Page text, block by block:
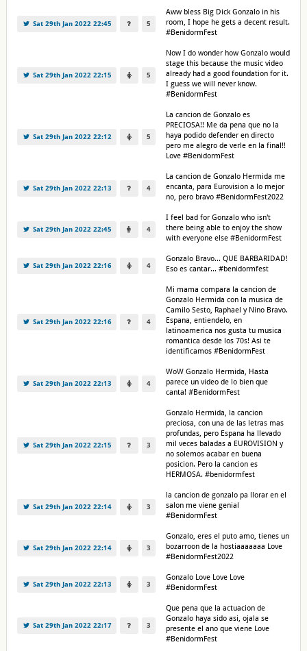
Sat 29th Jan 2022 22:45 5
Aww bless Big Dick Gonzalo in his
room, I hope he gets a decent result.
#BenidormFest
Sat 29th Jan 2022 22:15 5
Now I do wonder how Gonzalo would
stage this because the music video
already had a good foundation for it.
I guess we will never know.
#BenidormFest
Sat 29th Jan 2022 22:12 5
La cancion de Gonzalo es
PRECIOSA!! Me da pena que no la
haya podido defender en directo
pero me alegro de verle en la final!!
Love #BenidormFest
Sat 29th Jan 2022 22:13 4
La cancion de Gonzalo Hermida me
encanta, para Eurovision a lo mejor
no, pero bravo #BenidormFest2022
Sat 29th Jan 2022 22:45 4
I feel bad for Gonzalo who isn't
there being able to enjoy the show
with everyone else #BenidormFest
Sat 29th Jan 2022 22:16 4
Gonzalo Bravo... QUE BARBARIDAD!
Eso es cantar... #benidormfest
Sat 29th Jan 2022 22:16 4
Mi mama compara la cancion de
Gonzalo Hermida con la musica de
Camilo Sesto, Raphael y Nino Bravo.
Espana, entiendelo, en
latinoamerica nos gusta tu musica
romantica desde los 70s! Asi te
identificamos #BenidormFest
Sat 29th Jan 2022 22:13 4
WoW Gonzalo Hermida, Hasta
parece un video de lo bien que
canta! #BenidormFest
Sat 29th Jan 2022 22:15 3
Gonzalo Hermida, la cancion
preciosa, con una de las letras mas
profundas, pero Espana ha llevado
mil veces baladas a EUROVISION y
no solemos acabar en buena
posicion. Pero la cancion es
HERMOSA. #benidormfest
Sat 29th Jan 2022 22:14 3
la cancion de gonzalo pa llorar en el
salon me viene genial
#BenidormFest
Sat 29th Jan 2022 22:14 3
Gonzalo, eres el puto amo, tienes un
bozarroon de la hostiaaaaaaa Love
#BenidormFest2022
Sat 29th Jan 2022 22:13 3
Gonzalo Love Love Love
#BenidormFest
Sat 29th Jan 2022 22:17 3
Que pena que la actuacion de
Gonzalo haya sido asi, ojala se
presente el ano que viene Love
#BenidormFest